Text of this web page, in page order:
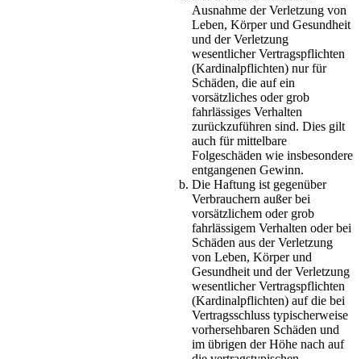
Ausnahme der Verletzung von
Leben, Körper und Gesundheit
und der Verletzung
wesentlicher Vertragspflichten
(Kardinalpflichten) nur für
Schäden, die auf ein
vorsätzliches oder grob
fahrlässiges Verhalten
zurückzuführen sind. Dies gilt
auch für mittelbare
Folgeschäden wie insbesondere
entgangenen Gewinn.
Die Haftung ist gegenüber
Verbrauchern außer bei
vorsätzlichem oder grob
fahrlässigem Verhalten oder bei
Schäden aus der Verletzung
von Leben, Körper und
Gesundheit und der Verletzung
wesentlicher Vertragspflichten
(Kardinalpflichten) auf die bei
Vertragsschluss typischerweise
vorhersehbaren Schäden und
im übrigen der Höhe nach auf